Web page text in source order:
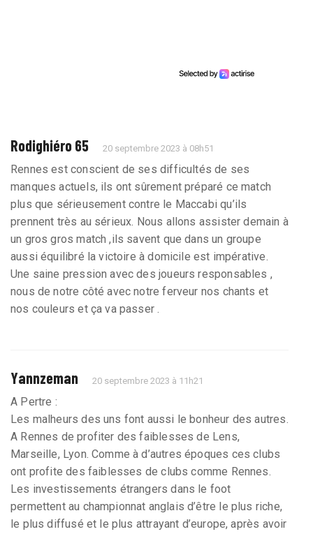
Rodighiéro 65 20 septembre 2023 à 08h51
Rennes est conscient de ses difficultés de ses
manques actuels, ils ont sûrement préparé ce match
plus que sérieusement contre le Maccabi qu’ils
prennent très au sérieux. Nous allons assister demain à
un gros gros match ,ils savent que dans un groupe
aussi équilibré la victoire à domicile est impérative.
Une saine pression avec des joueurs responsables ,
nous de notre côté avec notre ferveur nos chants et
nos couleurs et ça va passer .
Yannzeman 20 septembre 2023 à 11h21
A Pertre :
Les malheurs des uns font aussi le bonheur des autres.
A Rennes de profiter des faiblesses de Lens,
Marseille, Lyon. Comme à d’autres époques ces clubs
ont profite des faiblesses de clubs comme Rennes.
Les investissements étrangers dans le foot
permettent au championnat anglais d’être le plus riche,
le plus diffusé et le plus attrayant d’europe, après avoir